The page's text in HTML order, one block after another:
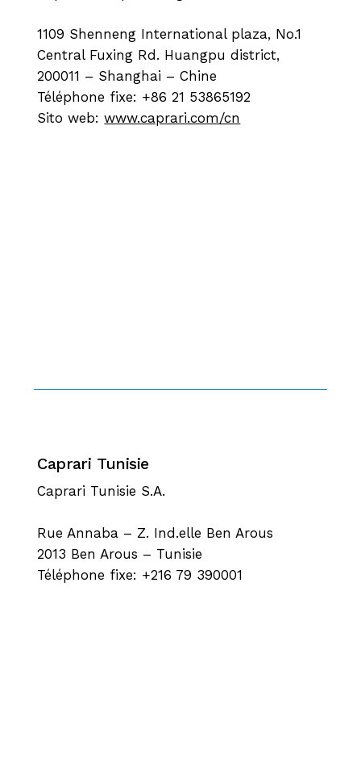
1109 Shenneng International plaza, No.1
Central Fuxing Rd. Huangpu district,
200011 – Shanghai – Chine
Téléphone fixe: +86 21 53865192
Sito web:www.caprari.com/cn
Caprari Tunisie
Caprari Tunisie S.A.
Rue Annaba – Z. Ind.elle Ben Arous
2013 Ben Arous – Tunisie
Téléphone fixe: +216 79 390001